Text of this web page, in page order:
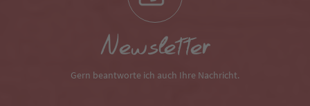
Newsletter
Gern beantworte ich auch Ihre Nachricht.